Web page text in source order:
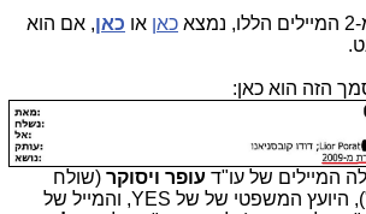
כאןאו כאן, אם הוא
הזה הוא כאן:
המיילים של עו"ד עופר ויסוקר(שולח
המייל, בשורה "מאת"), היועץ המשפטי של של YES, והמייל של